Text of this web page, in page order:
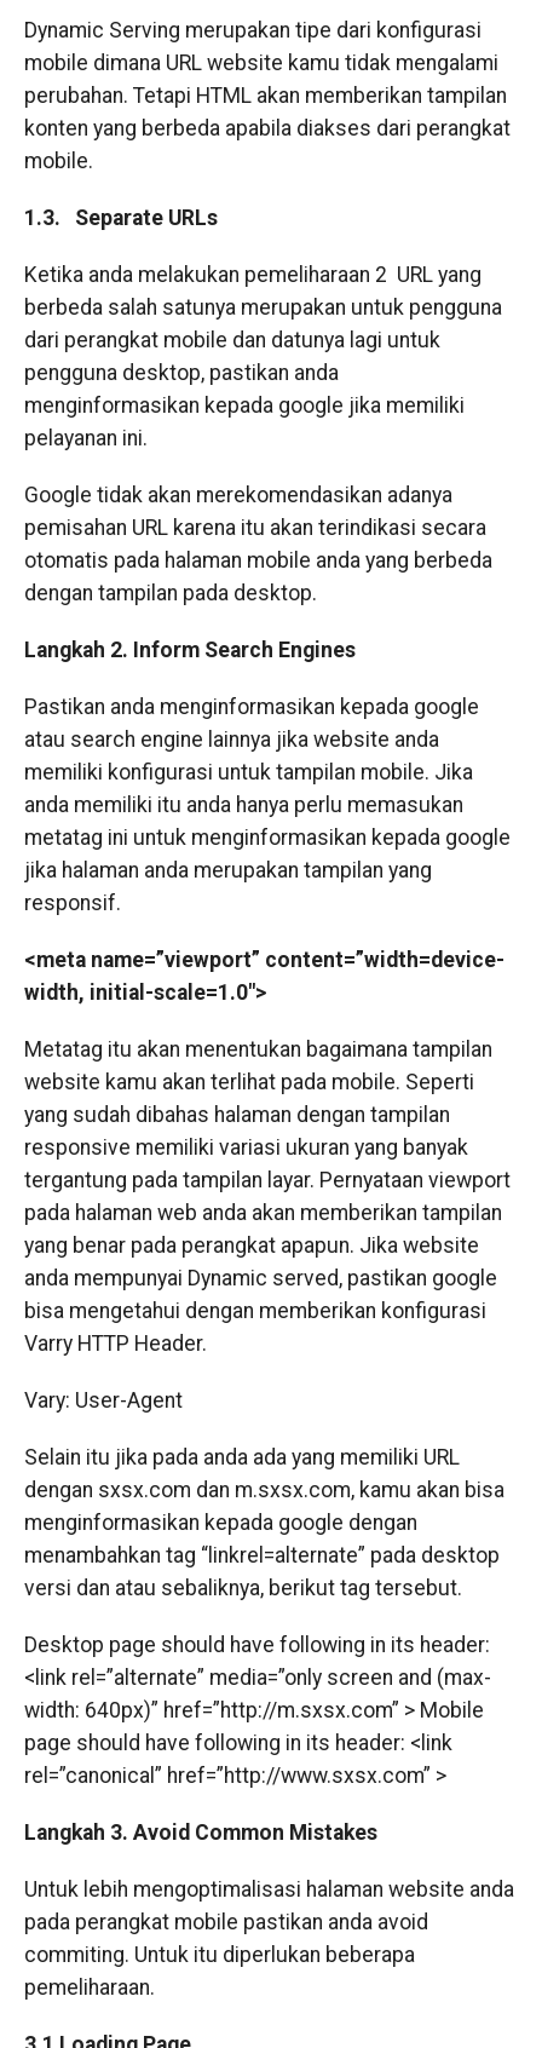
Dynamic Serving merupakan tipe dari konfigurasi
mobile dimana URL website kamu tidak mengalami
perubahan. Tetapi HTML akan memberikan tampilan
konten yang berbeda apabila diakses dari perangkat
mobile.
1.3. Separate URLs
Ketika anda melakukan pemeliharaan 2 URL yang
berbeda salah satunya merupakan untuk pengguna
dari perangkat mobile dan datunya lagi untuk
pengguna desktop, pastikan anda
menginformasikan kepada google jika memiliki
pelayanan ini.
Google tidak akan merekomendasikan adanya
pemisahan URL karena itu akan terindikasi secara
otomatis pada halaman mobile anda yang berbeda
dengan tampilan pada desktop.
Langkah 2. Inform Search Engines
Pastikan anda menginformasikan kepada google
atau search engine lainnya jika website anda
memiliki konfigurasi untuk tampilan mobile. Jika
anda memiliki itu anda hanya perlu memasukan
metatag ini untuk menginformasikan kepada google
jika halaman anda merupakan tampilan yang
responsif.
<meta name=”viewport” content=”width=device-
width, initial-scale=1.0″>
Metatag itu akan menentukan bagaimana tampilan
website kamu akan terlihat pada mobile. Seperti
yang sudah dibahas halaman dengan tampilan
responsive memiliki variasi ukuran yang banyak
tergantung pada tampilan layar. Pernyataan viewport
pada halaman web anda akan memberikan tampilan
yang benar pada perangkat apapun. Jika website
anda mempunyai Dynamic served, pastikan google
bisa mengetahui dengan memberikan konfigurasi
Varry HTTP Header.
Vary: User-Agent
Selain itu jika pada anda ada yang memiliki URL
dengan sxsx.com dan m.sxsx.com, kamu akan bisa
menginformasikan kepada google dengan
menambahkan tag “linkrel=alternate” pada desktop
versi dan atau sebaliknya, berikut tag tersebut.
Desktop page should have following in its header:
<link rel=”alternate” media=”only screen and (max-
width: 640px)” href=”http://m.sxsx.com” > Mobile
page should have following in its header: <link
rel=”canonical” href=”http://www.sxsx.com” >
Langkah 3. Avoid Common Mistakes
Untuk lebih mengoptimalisasi halaman website anda
pada perangkat mobile pastikan anda avoid
commiting. Untuk itu diperlukan beberapa
pemeliharaan.